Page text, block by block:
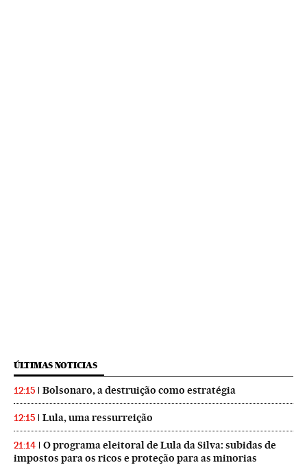
ÚLTIMAS NOTICIAS
12:15 Bolsonaro, a destruição como estratégia
12:15 Lula, uma ressurreição
21:14
O programa eleitoral de Lula da Silva: subidas de
impostos para os ricos e proteção para as minorias